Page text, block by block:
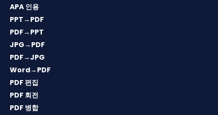
APA 인용
PPT→PDF
PDF→PPT
JPG→PDF
PDF→JPG
Word→PDF
PDF 편집
PDF 회전
PDF 병합